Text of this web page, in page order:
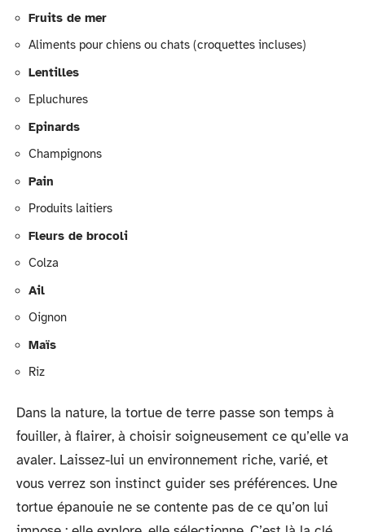
Fruits de mer
Aliments pour chiens ou chats (croquettes incluses)
Lentilles
Epluchures
Epinards
Champignons
Pain
Produits laitiers
Fleurs de brocoli
Colza
Ail
Oignon
Maïs
Riz
Dans la nature, la tortue de terre passe son temps à
fouiller, à flairer, à choisir soigneusement ce qu’elle va
avaler. Laissez-lui un environnement riche, varié, et
vous verrez son instinct guider ses préférences. Une
tortue épanouie ne se contente pas de ce qu’on lui